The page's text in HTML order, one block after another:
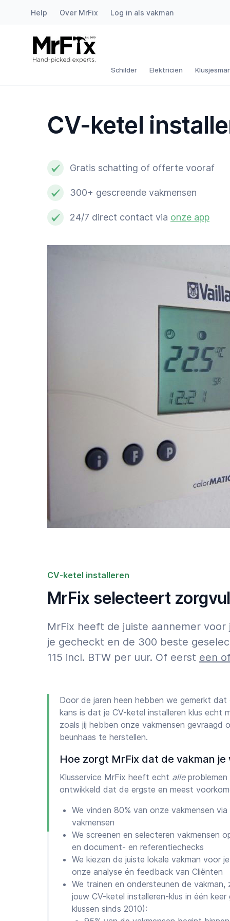
Help Over MrFix Log in als vakman
Schilder Elektricien
Schilder
Loodgieter
Slotenmaker
Witgoedmonteur
Hovenier
Schoonmaker
CV-ketel
Gratis schatting of offerte vooraf
300+ gescreende vakmensen
24/7 direct contact via onze app
CV-ketel installeren
MrFix selecteert
MrFix heeft de juiste aannemer
je gecheckt en de 300 beste
115 incl. BTW per uur. Of eerst een
Door de jaren heen hebben we gemerkt
kans is dat je CV-ketel installeren klus echt
zoals jij hebben onze vakmensen gevraagd
beunhaas te herstellen.
Hoe zorgt MrFix dat de vakman
Klusservice MrFix heeft echt alleproblemen
ontwikkeld dat de ergste en meest
We vinden 80% van onze vakmensen
vakmensen
We screenen en selecteren vakmensen
en document- en referentiechecks
We kiezen de juiste lokale vakman voor
onze analyse én feedback van Cliënten
We trainen en ondersteunen de
jouw CV-ketel installeren-klus in één
klussen sinds 2010):